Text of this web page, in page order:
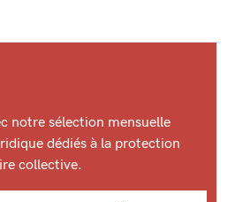
notre sélection mensuelle
dédiés à la protection
collective.